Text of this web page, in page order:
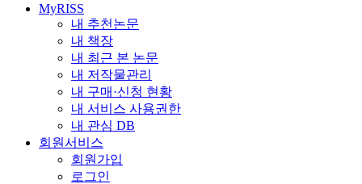
MyRISS
내 추천논문
내 책장
내 최근 본 논문
내 저작물관리
내 구매·신청 현황
내 서비스 사용권한
내 관심 DB
회원서비스
회원가입
로그인